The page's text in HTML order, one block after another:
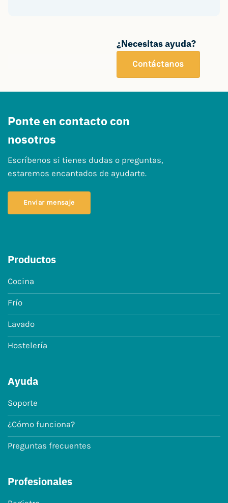
¿Necesitas ayuda?
Contáctanos
Ponte en contacto con
nosotros
Escríbenos si tienes dudas o preguntas,
estaremos encantados de ayudarte.
Enviar mensaje
Productos
Cocina
Frío
Lavado
Hostelería
Ayuda
Soporte
¿Cómo funciona?
Preguntas frecuentes
Profesionales